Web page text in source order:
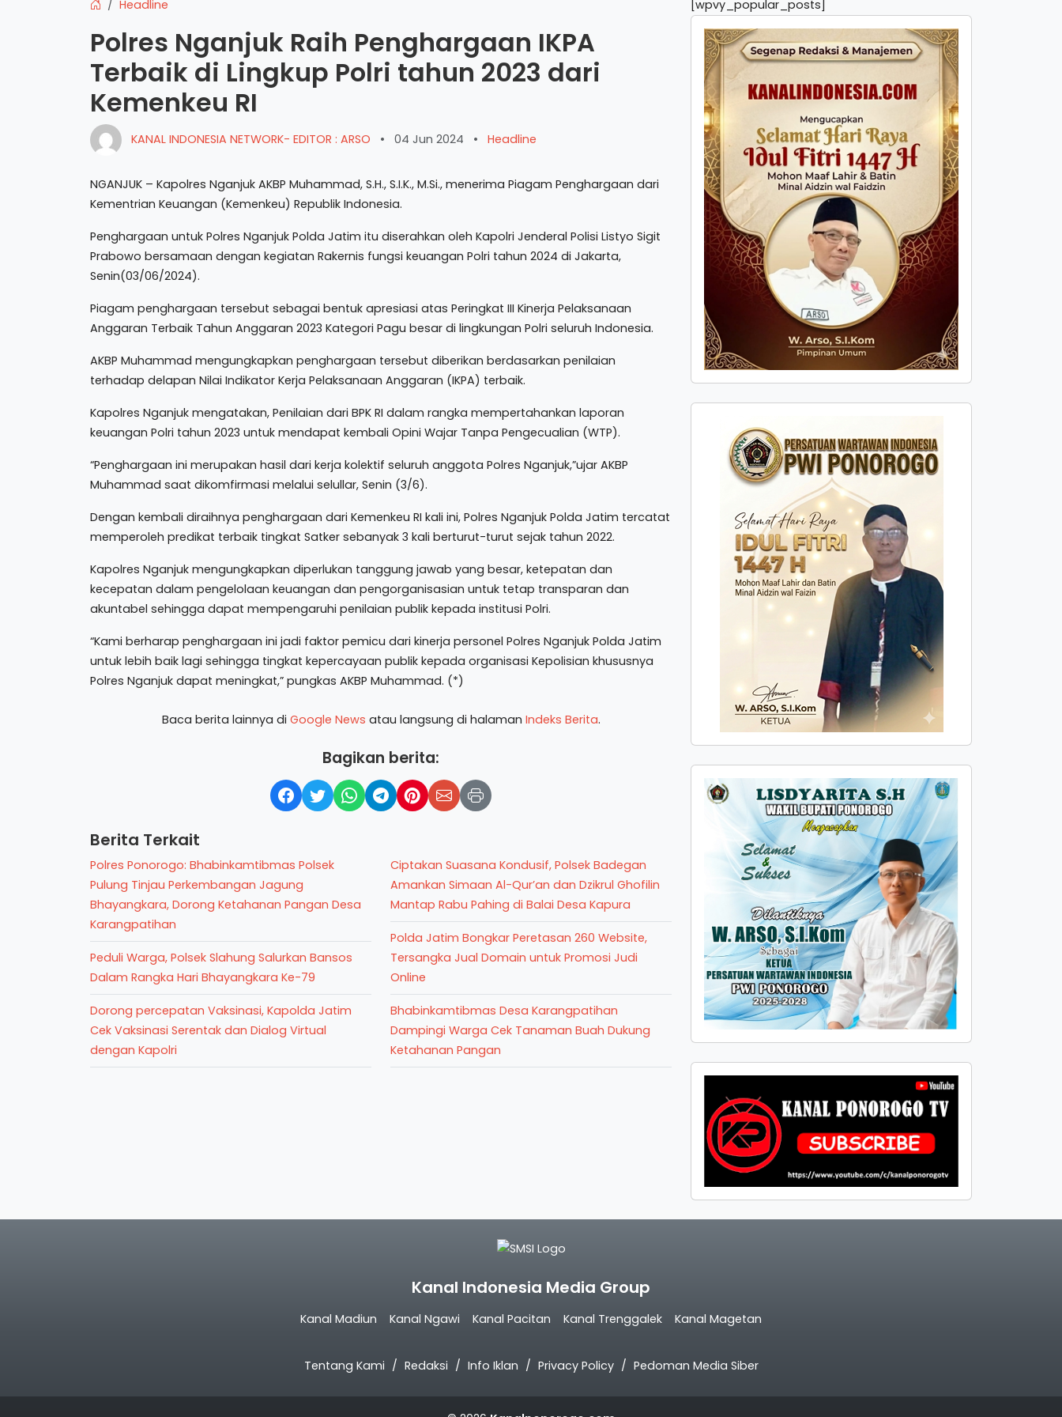
Headline
Polres Nganjuk Raih Penghargaan IKPA
Terbaik di Lingkup Polri tahun 2023 dari
Kemenkeu RI
KANAL INDONESIA NETWORK- EDITOR : ARSO • 04 Jun 2024 • Headline
NGANJUK – Kapolres Nganjuk AKBP Muhammad, S.H., S.I.K., M.Si., menerima Piagam Penghargaan dari
Kementrian Keuangan (Kemenkeu) Republik Indonesia.
Penghargaan untuk Polres Nganjuk Polda Jatim itu diserahkan oleh Kapolri Jenderal Polisi Listyo Sigit
Prabowo bersamaan dengan kegiatan Rakernis fungsi keuangan Polri tahun 2024 di Jakarta,
Senin(03/06/2024).
Piagam penghargaan tersebut sebagai bentuk apresiasi atas Peringkat III Kinerja Pelaksanaan
Anggaran Terbaik Tahun Anggaran 2023 Kategori Pagu besar di lingkungan Polri seluruh Indonesia.
AKBP Muhammad mengungkapkan penghargaan tersebut diberikan berdasarkan penilaian
terhadap delapan Nilai Indikator Kerja Pelaksanaan Anggaran (IKPA) terbaik.
Kapolres Nganjuk mengatakan, Penilaian dari BPK RI dalam rangka mempertahankan laporan
keuangan Polri tahun 2023 untuk mendapat kembali Opini Wajar Tanpa Pengecualian (WTP).
“Penghargaan ini merupakan hasil dari kerja kolektif seluruh anggota Polres Nganjuk,”ujar AKBP
Muhammad saat dikomfirmasi melalui selullar, Senin (3/6).
Dengan kembali diraihnya penghargaan dari Kemenkeu RI kali ini, Polres Nganjuk Polda Jatim tercatat
memperoleh predikat terbaik tingkat Satker sebanyak 3 kali berturut-turut sejak tahun 2022.
Kapolres Nganjuk mengungkapkan diperlukan tanggung jawab yang besar, ketepatan dan
kecepatan dalam pengelolaan keuangan dan pengorganisasian untuk tetap transparan dan
akuntabel sehingga dapat mempengaruhi penilaian publik kepada institusi Polri.
“Kami berharap penghargaan ini jadi faktor pemicu dari kinerja personel Polres Nganjuk Polda Jatim
untuk lebih baik lagi sehingga tingkat kepercayaan publik kepada organisasi Kepolisian khususnya
Polres Nganjuk dapat meningkat,” pungkas AKBP Muhammad. (*)
Baca berita lainnya di Google News atau langsung di halaman Indeks Berita.
Bagikan berita:
Berita Terkait
Polres Ponorogo: Bhabinkamtibmas Polsek
Pulung Tinjau Perkembangan Jagung
Bhayangkara, Dorong Ketahanan Pangan Desa
Karangpatihan
Peduli Warga, Polsek Slahung Salurkan Bansos
Dalam Rangka Hari Bhayangkara Ke-79
Dorong percepatan Vaksinasi, Kapolda Jatim
Cek Vaksinasi Serentak dan Dialog Virtual
dengan Kapolri
Ciptakan Suasana Kondusif, Polsek Badegan
Amankan Simaan Al-Qur’an dan Dzikrul Ghofilin
Mantap Rabu Pahing di Balai Desa Kapura
Polda Jatim Bongkar Peretasan 260 Website,
Tersangka Jual Domain untuk Promosi Judi
Online
Bhabinkamtibmas Desa Karangpatihan
Dampingi Warga Cek Tanaman Buah Dukung
Ketahanan Pangan
[wpvy_popular_posts]
Kanal Indonesia Media Group
Kanal Madiun Kanal Ngawi Kanal Pacitan Kanal Trenggalek Kanal Magetan
Tentang Kami Redaksi Info Iklan Privacy Policy Pedoman Media Siber